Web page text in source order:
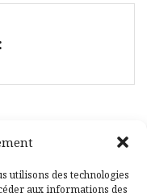
utilisons des technologies
aux informations des